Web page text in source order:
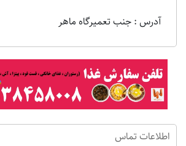
آدرس : جنب تعمیرگاه ماهر
اطلاعات تماس